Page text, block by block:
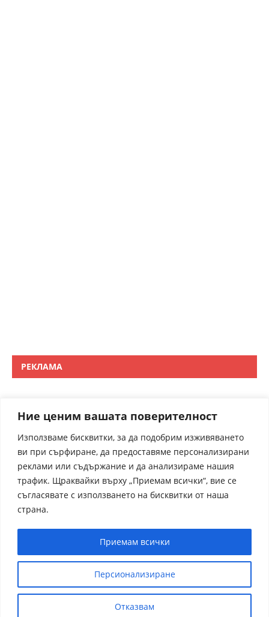
Ние ценим вашата поверителност
Използваме бисквитки, за да подобрим изживяването
ви при сърфиране, да предоставяме персонализирани
реклами или съдържание и да анализираме нашия
трафик. Щраквайки върху „Приемам всички“, вие се
съгласявате с използването на бисквитки от наша
страна.
Персионализиране
Отказвам
Приемам всички
РЕКЛАМА
receptite.online - Някои от рецептите са преведени от